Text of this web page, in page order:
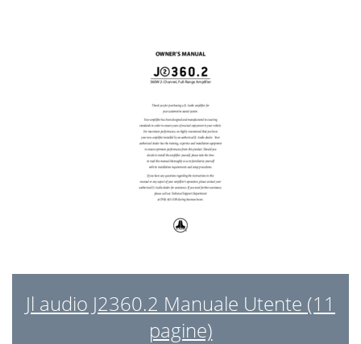
Jl audio J2360.2 Manuale Utente (11
pagine)